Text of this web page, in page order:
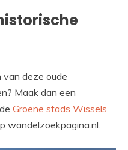
van deze oude
Maak dan een
Groene stads Wissels
wandelzoekpagina.nl.